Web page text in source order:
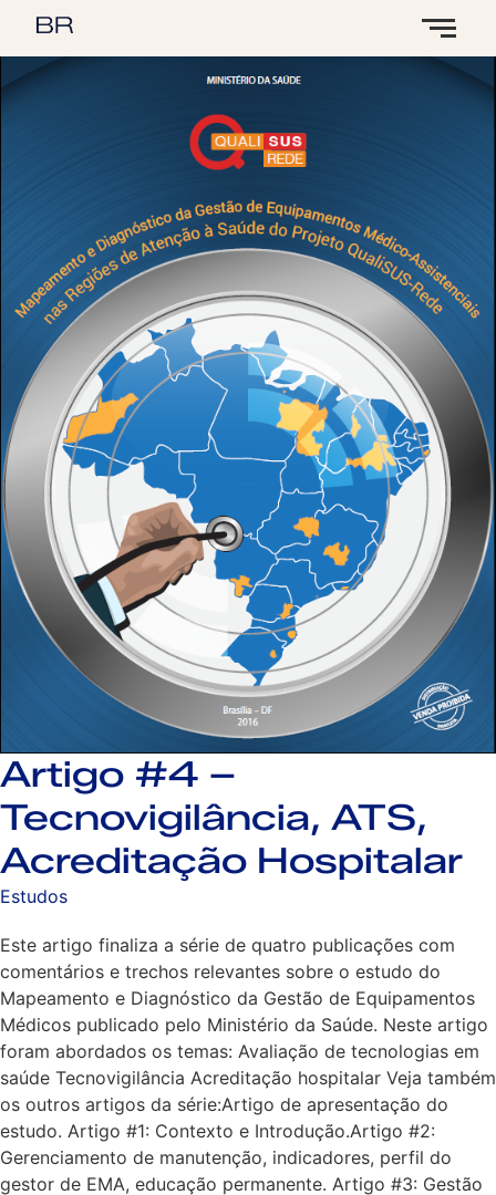
Artigo #4 –
Tecnovigilância, ATS,
Acreditação Hospitalar
Estudos
Este artigo finaliza a série de quatro publicações com
comentários e trechos relevantes sobre o estudo do
Mapeamento e Diagnóstico da Gestão de Equipamentos
Médicos publicado pelo Ministério da Saúde. Neste artigo
foram abordados os temas: Avaliação de tecnologias em
saúde Tecnovigilância Acreditação hospitalar Veja também
os outros artigos da série:Artigo de apresentação do
estudo. Artigo #1: Contexto e Introdução.Artigo #2:
Gerenciamento de manutenção, indicadores, perfil do
gestor de EMA, educação permanente. Artigo #3: Gestão